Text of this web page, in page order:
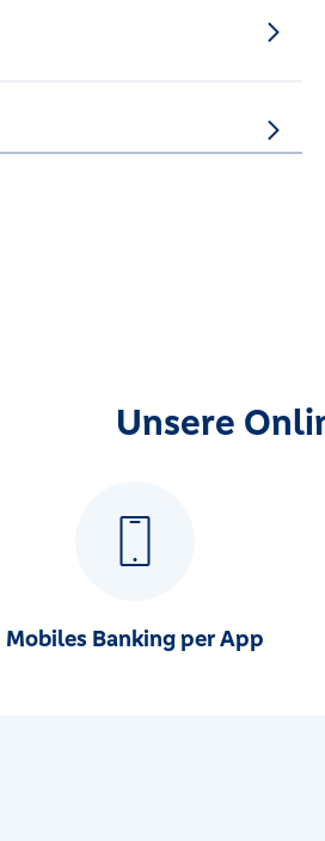
Unsere
Mobiles Banking per App